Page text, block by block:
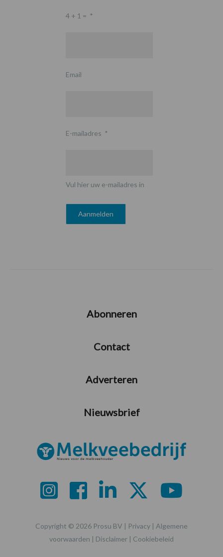
4 + 1 = *
Email
E-mailadres *
Vul hier uw e-mailadres in
Abonneren
Contact
Adverteren
Nieuwsbrief
Copyright © 2026 Prosu BV | Privacy | Algemene
voorwaarden | Disclaimer | Cookiebeleid